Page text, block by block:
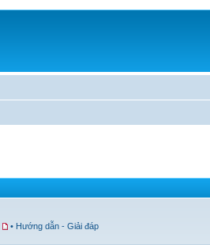
• Hướng dẫn - Giải đáp